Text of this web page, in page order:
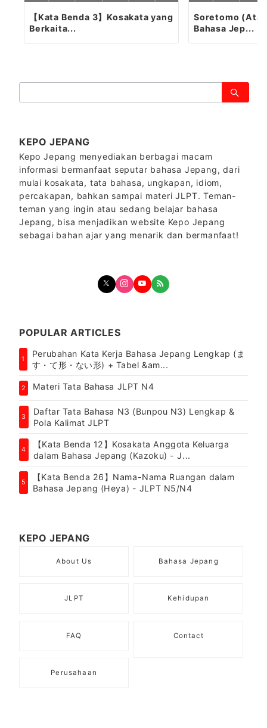
【Kata Benda 3】Kosakata yang
Berkaita...
Soretomo
Bahasa Jep...
索：
KEPO JEPANG
Kepo Jepang menyediakan berbagai macam
informasi bermanfaat seputar bahasa Jepang, dari
mulai kosakata, tata bahasa, ungkapan, idiom,
percakapan, bahkan sampai materi JLPT. Teman-
teman yang ingin atau sedang belajar bahasa
Jepang, bisa menjadikan website Kepo Jepang
sebagai bahan ajar yang menarik dan bermanfaat!
POPULAR ARTICLES
1
Perubahan Kata Kerja Bahasa Jepang Lengkap (ま
す・て形・ない形) + Tabel &am...
2 Materi Tata Bahasa JLPT N4
3
Daftar Tata Bahasa N3 (Bunpou N3) Lengkap &
Pola Kalimat JLPT
4
【Kata Benda 12】Kosakata Anggota Keluarga
dalam Bahasa Jepang (Kazoku) - J...
5
【Kata Benda 26】Nama-Nama Ruangan dalam
Bahasa Jepang (Heya) - JLPT N5/N4
KEPO JEPANG
About Us Bahasa Jepang
JLPT Kehidupan
FAQ Contact
Perusahaan